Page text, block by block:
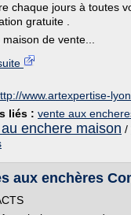
chaque jours à toutes
gratuite .
de vente...
www.artexpertise-
liés : vente aux
enchere maison /
aux enchères